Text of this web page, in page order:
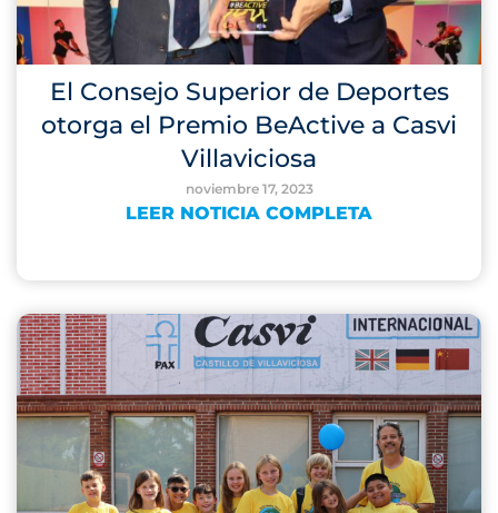
El Consejo Superior de Deportes
otorga el Premio BeActive a Casvi
Villaviciosa
noviembre 17, 2023
LEER NOTICIA COMPLETA